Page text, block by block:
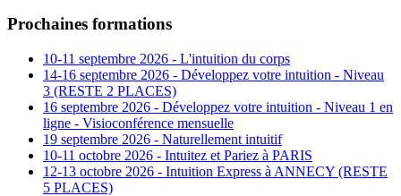
Prochaines formations
10-11 septembre 2026 - L'intuition du corps
14-16 septembre 2026 - Développez votre intuition - Niveau
3 (RESTE 2 PLACES)
16 septembre 2026 - Développez votre intuition - Niveau 1 en
ligne - Visioconférence mensuelle
19 septembre 2026 - Naturellement intuitif
10-11 octobre 2026 - Intuitez et Pariez à PARIS
12-13 octobre 2026 - Intuition Express à ANNECY (RESTE
5 PLACES)